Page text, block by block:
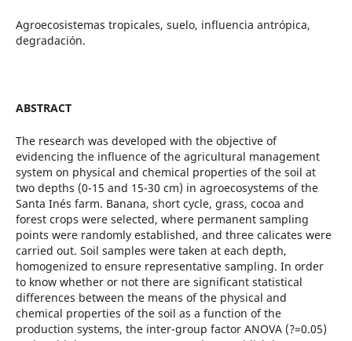
Agroecosistemas tropicales, suelo, influencia antrópica,
degradación.
ABSTRACT
The research was developed with the objective of
evidencing the influence of the agricultural management
system on physical and chemical properties of the soil at
two depths (0-15 and 15-30 cm) in agroecosystems of the
Santa Inés farm. Banana, short cycle, grass, cocoa and
forest crops were selected, where permanent sampling
points were randomly established, and three calicates were
carried out. Soil samples were taken at each depth,
homogenized to ensure representative sampling. In order
to know whether or not there are significant statistical
differences between the means of the physical and
chemical properties of the soil as a function of the
production systems, the inter-group factor ANOVA (?=0.05)